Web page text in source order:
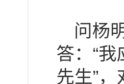
问杨
答：“
先生”